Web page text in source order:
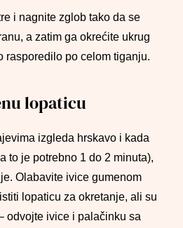
i nagnite zglob tako da se
a zatim ga okrećite ukrug
rasporedilo po celom tiganju.
lopaticu
izgleda hrskavo i kada
to je potrebno 1 do 2 minuta),
Olabavite ivice gumenom
lopaticu za okretanje, ali su
odvojte ivice i palačinku sa